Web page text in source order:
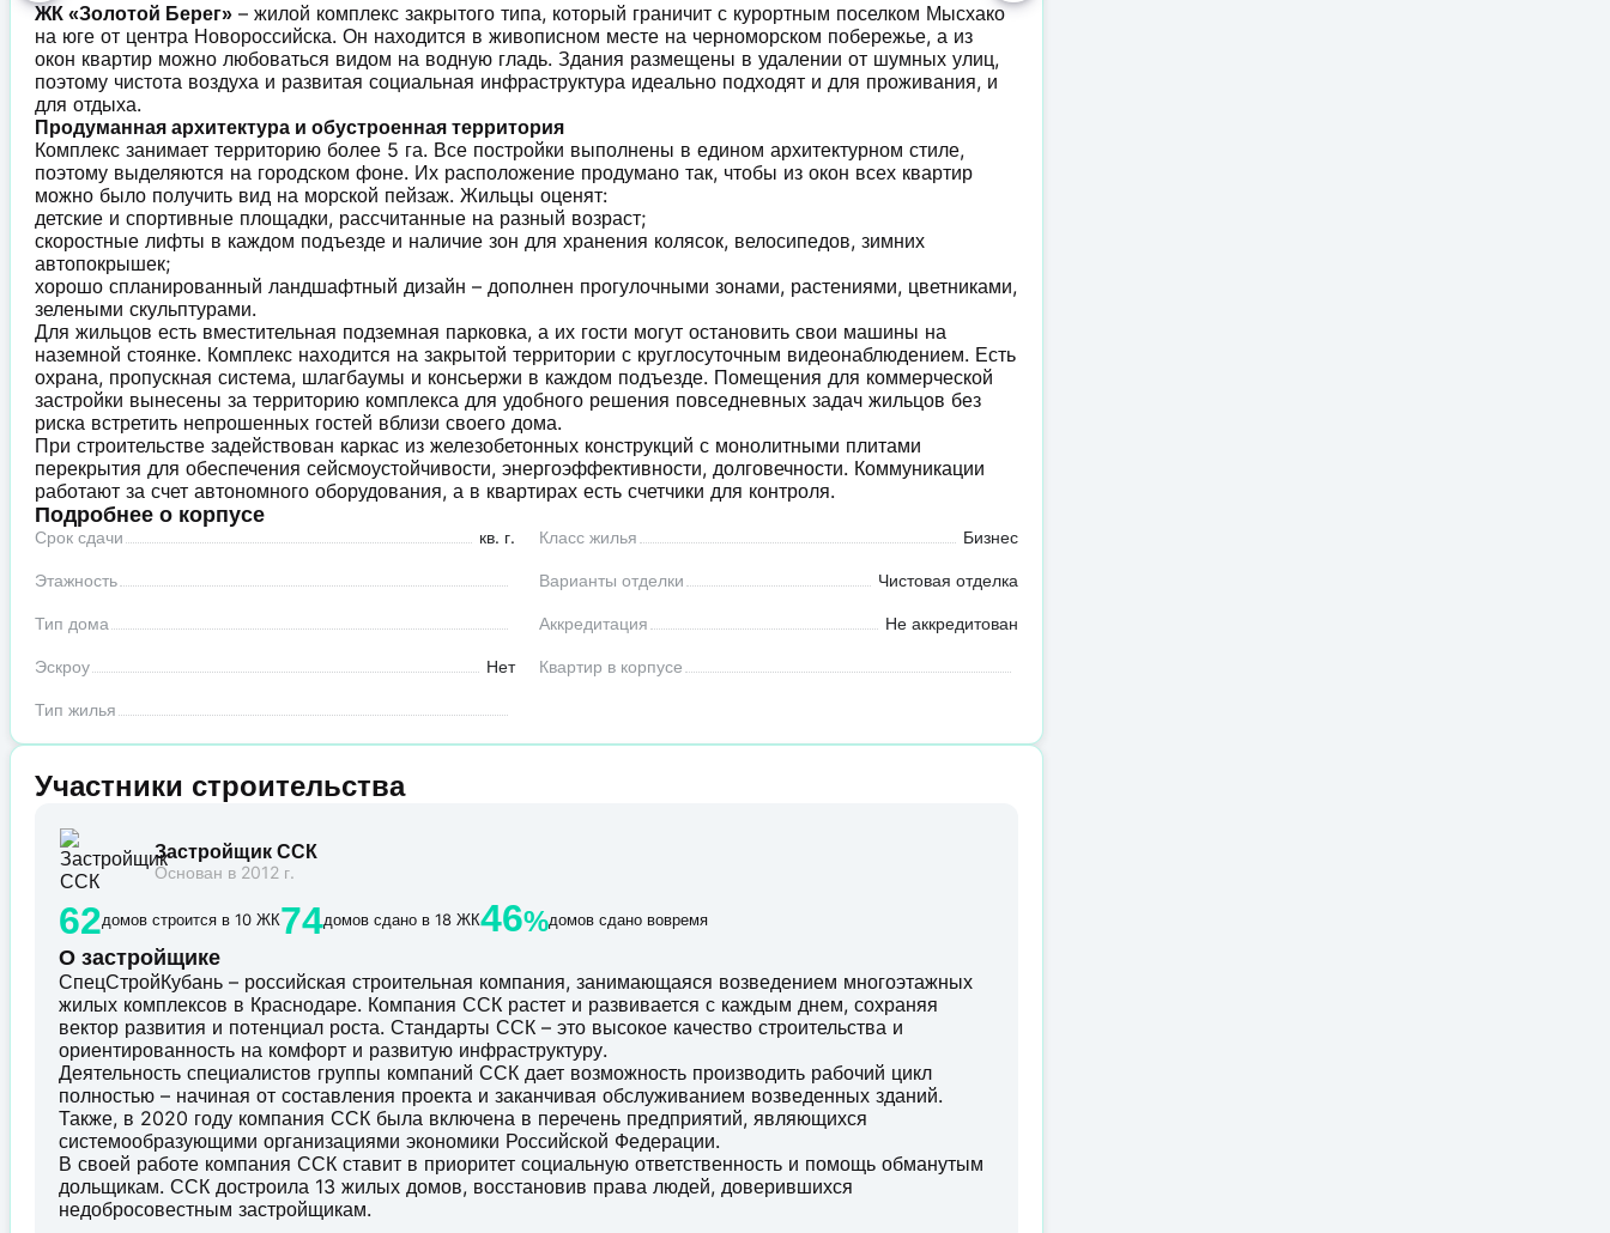
ЖК «Золотой Берег» – жилой комплекс закрытого типа, который граничит с курортным поселком Мысхако
на юге от центра Новороссийска. Он находится в живописном месте на черноморском побережье, а из
окон квартир можно любоваться видом на водную гладь. Здания размещены в удалении от шумных улиц,
поэтому чистота воздуха и развитая социальная инфраструктура идеально подходят и для проживания, и
для отдыха.
Продуманная архитектура и обустроенная территория
Комплекс занимает территорию более 5 га. Все постройки выполнены в едином архитектурном стиле,
поэтому выделяются на городском фоне. Их расположение продумано так, чтобы из окон всех квартир
можно было получить вид на морской пейзаж. Жильцы оценят:
детские и спортивные площадки, рассчитанные на разный возраст;
скоростные лифты в каждом подъезде и наличие зон для хранения колясок, велосипедов, зимних
автопокрышек;
хорошо спланированный ландшафтный дизайн – дополнен прогулочными зонами, растениями, цветниками,
зелеными скульптурами.
Для жильцов есть вместительная подземная парковка, а их гости могут остановить свои машины на
наземной стоянке. Комплекс находится на закрытой территории с круглосуточным видеонаблюдением. Есть
охрана, пропускная система, шлагбаумы и консьержи в каждом подъезде. Помещения для коммерческой
застройки вынесены за территорию комплекса для удобного решения повседневных задач жильцов без
риска встретить непрошенных гостей вблизи своего дома.
При строительстве задействован каркас из железобетонных конструкций с монолитными плитами
перекрытия для обеспечения сейсмоустойчивости, энергоэффективности, долговечности. Коммуникации
работают за счет автономного оборудования, а в квартирах есть счетчики для контроля.
Подробнее о корпусе
Срок сдачи кв. г. Класс жилья Бизнес
Этажность Варианты отделки Чистовая отделка
Тип дома Аккредитация Не аккредитован
Эскроу Нет Квартир в корпусе
Тип жилья
Участники строительства
Застройщик ССК
Основан в 2012 г.
62домов строится в 10 ЖК74домов сдано в 18 ЖК46%домов сдано вовремя
О застройщике
СпецСтройКубань – российская строительная компания, занимающаяся возведением многоэтажных
жилых комплексов в Краснодаре. Компания ССК растет и развивается с каждым днем, сохраняя
вектор развития и потенциал роста. Стандарты ССК – это высокое качество строительства и
ориентированность на комфорт и развитую инфраструктуру.
Деятельность специалистов группы компаний ССК дает возможность производить рабочий цикл
полностью – начиная от составления проекта и заканчивая обслуживанием возведенных зданий.
Также, в 2020 году компания ССК была включена в перечень предприятий, являющихся
системообразующими организациями экономики Российской Федерации.
В своей работе компания ССК ставит в приоритет социальную ответственность и помощь обманутым
дольщикам. ССК достроила 13 жилых домов, восстановив права людей, доверившихся
недобросовестным застройщикам.